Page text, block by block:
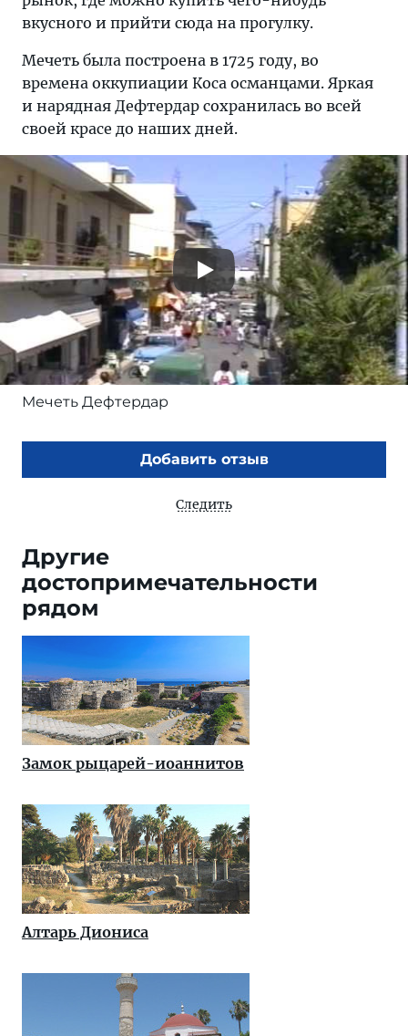
вкусного и прийти сюда на прогулку.
Мечеть была построена в 1725 году, во
времена оккупиации Коса османцами. Яркая
и нарядная Дефтердар сохранилась во всей
своей красе до наших дней.
Мечеть Дефтердар
Добавить отзыв
Следить
Другие
достопримечательности
рядом
Замок рыцарей-иоаннитов
Алтарь Диониса